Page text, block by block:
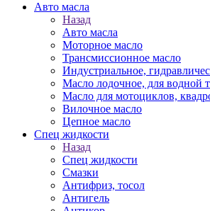
Авто масла
Назад
Авто масла
Моторное масло
Трансмиссионное масло
Индустриальное,
Масло лодочное, для водной
Масло для мотоциклов,
Вилочное масло
Цепное масло
Спец жидкости
Назад
Спец жидкости
Смазки
Антифриз, тосол
Антигель